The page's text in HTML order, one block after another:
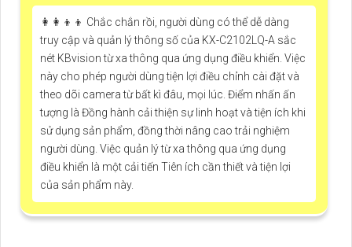
👩‍👩‍👦‍👦 Chắc chắn rồi, người dùng có thể dễ dàng
truy cập và quản lý thông số của KX-C2102LQ-A sắc
nét KBvision từ xa thông qua ứng dụng điều khiển. Việc
này cho phép người dùng tiện lợi điều chỉnh cài đặt và
theo dõi camera từ bất kì đâu, mọi lúc. Điểm nhấn ấn
tượng là Đồng hành cải thiện sự linh hoạt và tiện ích khi
sử dụng sản phẩm, đồng thời nâng cao trải nghiệm
người dùng. Việc quản lý từ xa thông qua ứng dụng
điều khiển là một cải tiến Tiên ích cần thiết và tiện lợi
của sản phẩm này.